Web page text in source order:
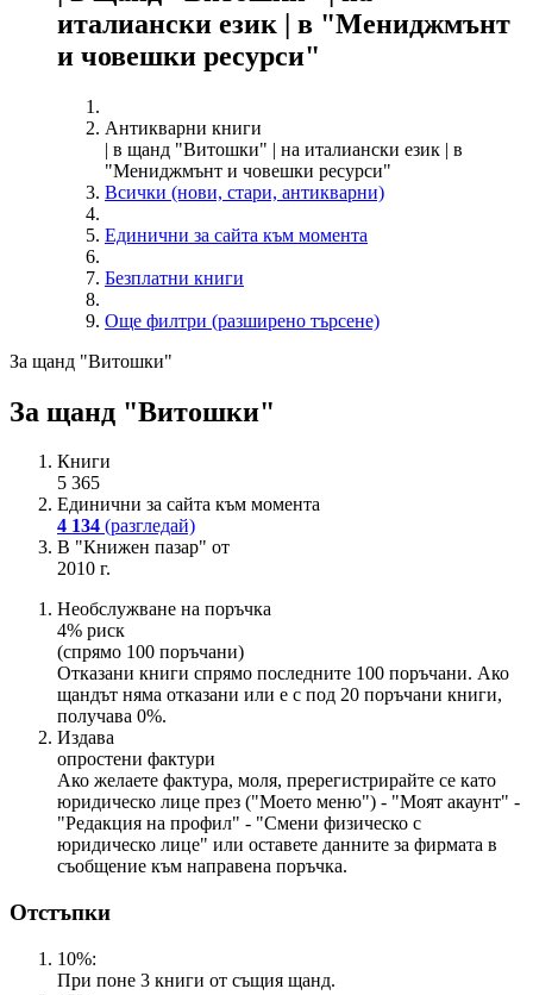
италиански език | в "Мениджмънт
и човешки ресурси"
Антикварни книги
| в щанд "Витошки" | на италиански език | в
"Мениджмънт и човешки ресурси"
Всички (нови, стари, антикварни)
Единични за сайта към момента
Безплатни книги
Още филтри (разширено търсене)
За щанд "Витошки"
За щанд "Витошки"
Книги
5 365
Единични за сайта към момента
4 134 (разгледай)
В "Книжен пазар" от
2010 г.
Необслужване на поръчка
4% риск
(спрямо 100 поръчани)
Отказани книги спрямо последните 100 поръчани. Ако
щандът няма отказани или е с под 20 поръчани книги,
получава 0%.
Издава
опростени фактури
Ако желаете фактура, моля, пререгистрирайте се като
юридическо лице през ("Моето меню") - "Моят акаунт" -
"Редакция на профил" - "Смени физическо с
юридическо лице" или оставете данните за фирмата в
съобщение към направена поръчка.
Отстъпки
10%:
При поне 3 книги от същия щанд.